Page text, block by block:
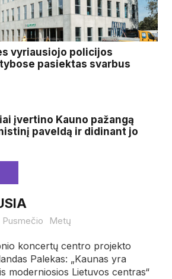
vyriausiojo policijos
pasiektas svarbus
įvertino Kauno pažangą
paveldą ir didinant jo
Pusmečio Metų
koncertų centro projekto
Palekas: „Kaunas yra
moderniosios Lietuvos centras“